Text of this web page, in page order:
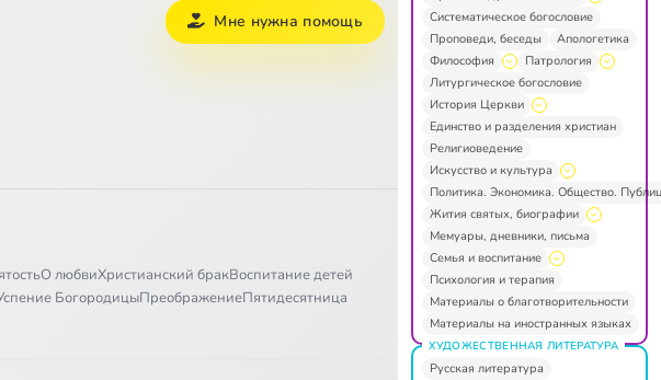
Мне нужна помощь
О любвиХристианский бракВоспитание детей
БогородицыПреображениеПятидесятница
Систематическое богословие
Проповеди, беседы
Апологетика
Философия
Патрология
Литургическое богословие
История Церкви
Единство и разделения христиан
Религиоведение
Искусство и культура
Политика. Экономика. Общество.
Жития святых, биографии
Мемуары, дневники, письма
Семья и воспитание
Психология и терапия
Материалы о благотворительности
Материалы на иностранных языках
ХУДОЖЕСТВЕННАЯ ЛИТЕРАТУРА
Русская литература